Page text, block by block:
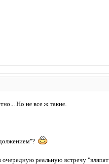
Но не все ж такие.
реальную встречу